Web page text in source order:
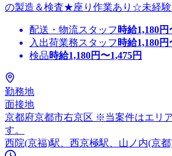
の製造＆検査★座り作業あり☆未経験
配送・物流スタッフ 時給1,180円
入出荷業務スタッフ 時給1,180円
検品時給1,180円〜1,475円
勤務地
面接地
京都府京都市右京区 ※当案件はエリ
す。
西院(京福)駅、西京極駅、山ノ内(京都